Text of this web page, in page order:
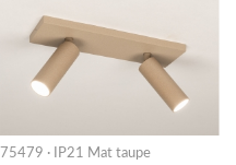
75479 · IP21 Mat taupe